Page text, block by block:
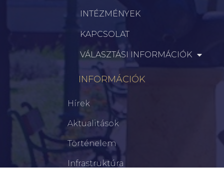
INTÉZMÉNYEK
KAPCSOLAT
VÁLASZTÁSI INFORMÁCIÓK
INFORMÁCIÓK
Hírek
Aktualitások
Történelem
Infrastruktúra